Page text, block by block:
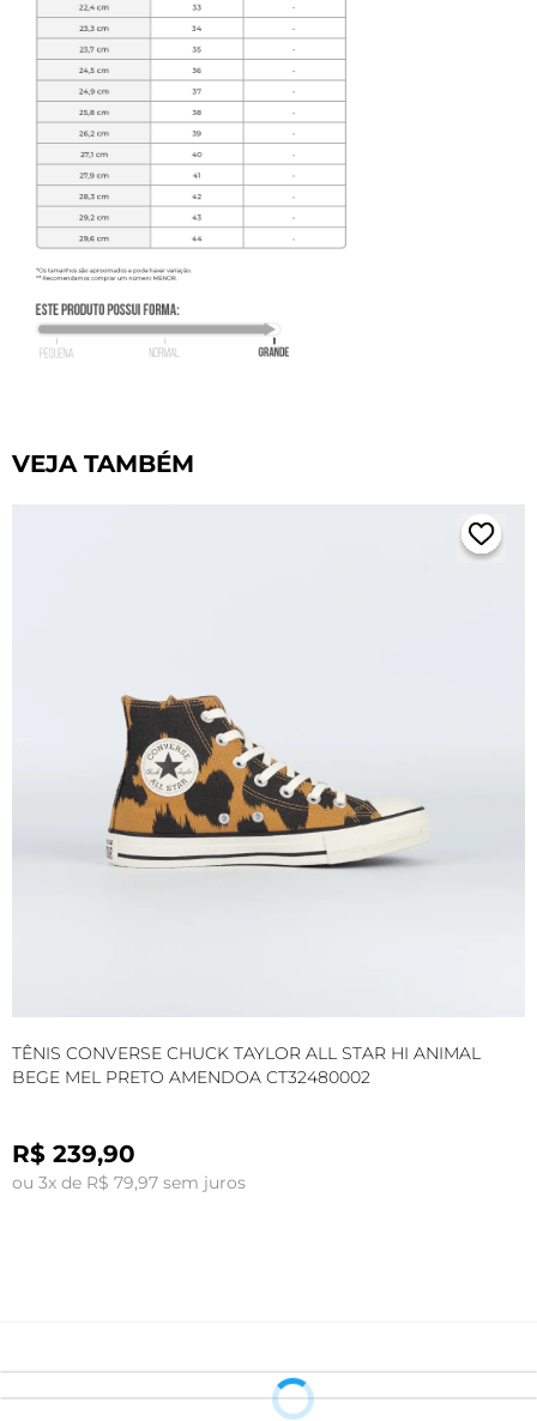
VEJA TAMBÉM
TÊNIS CONVERSE CHUCK TAYLOR ALL STAR HI ANIMAL
BEGE MEL PRETO AMENDOA CT32480002
R$ 239,90
ou 3x de R$ 79,97 sem juros